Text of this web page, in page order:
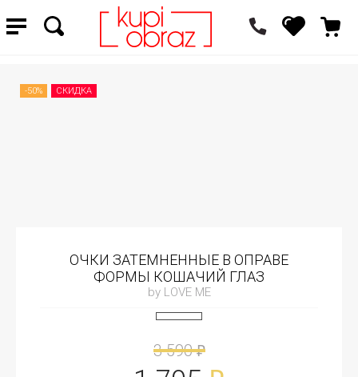
-50% СКИДКА
ОЧКИ ЗАТЕМНЕННЫЕ В ОПРАВЕ
ФОРМЫ КОШАЧИЙ ГЛАЗ
by LOVE ME
3 590 ₽